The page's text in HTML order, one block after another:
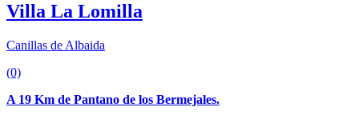
Villa La Lomilla
Canillas de Albaida
(0)
A 19 Km de Pantano de los Bermejales.